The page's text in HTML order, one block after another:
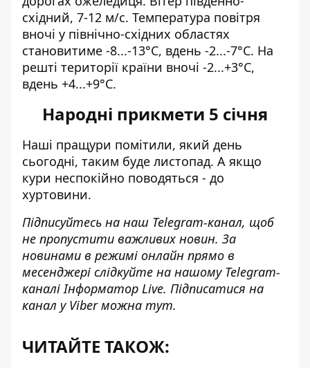
східний, 7-12 м/с. Температура повітря
вночі у північно-східних областях
становитиме -8...-13°С, вдень -2...-7°С. На
решті території країни вночі -2...+3°С,
вдень +4...+9°С.
Народні прикмети 5 січня
Наші пращури помітили, який день
сьогодні, таким буде листопад. А якщо
кури неспокійно поводяться - до
хуртовини.
Підписуйтесь на наш Telegram-канал, щоб
не пропустити важливих новин. За
новинами в режимі онлайн прямо в
месенджері слідкуйте на нашому Telegram-
каналіІнформатор Live. Підписатися на
канал у Viber можна тут.
ЧИТАЙТЕ ТАКОЖ: